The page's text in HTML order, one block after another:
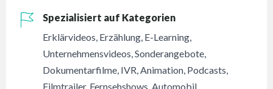
Spezialisiert auf Kategorien
Erklärvideos, Erzählung, E-Learning,
Unternehmensvideos,Sonderangebote,
Dokumentarfilme, IVR,Animation, Podcasts,
Filmtrailer, Fernsehshows Automobil